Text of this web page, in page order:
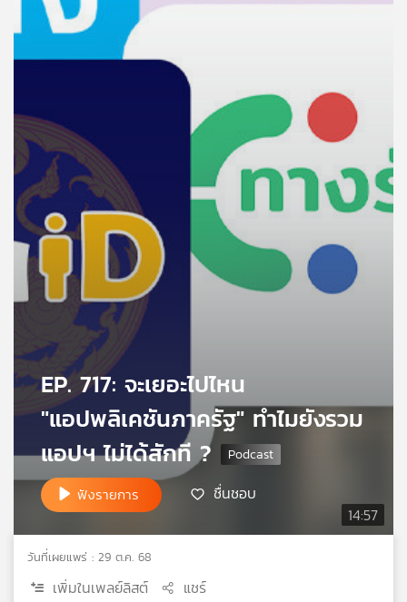
บทความ
และ
กิจกรรม
เกี่ยว
กับ
เรา
วิทยุ
ไทย
บี
แผนที่
ข่าย
14:57
EP. 717: จะเยอะไปไหน
"แอปพลิเคชันภาครัฐ" ทำไมยังรวม
แอปฯ ไม่ได้สักที ?
ฟังรายการ ชื่นชอบ
วันที่เผยแพร่ : 29 ต.ค. 68
เพิ่มในเพลย์ลิสต์ แชร์